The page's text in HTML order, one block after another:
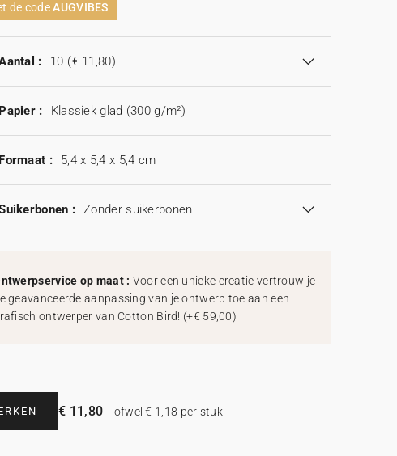
de codeAUGVIBES
: 10 (€ 11,80)
Papier : Klassiek glad (300 g/m²)
Formaat : 5,4 x 5,4 x 5,4 cm
: Zonder suikerbonen
op maat : Voor een unieke creatie vertrouw je
geavanceerde aanpassing van je ontwerp toe aan een
ontwerper van Cotton Bird! (+€ 59,00)
€ 11,80 ofwel € 1,18 per stuk